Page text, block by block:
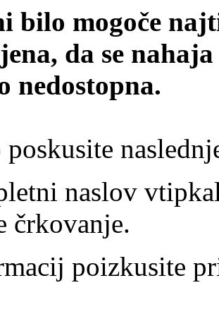
bilo mogoče
da se
nedostopna.
naslov
črkovanje.
poizkusite